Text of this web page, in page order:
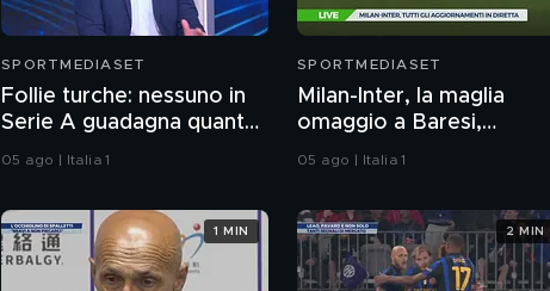
SPORTMEDIASET
Follie turche: nessuno in
Serie A guadagna quanto
Salah al Trabzonspor
05 ago | Italia 1
SPORTMEDIASET
Milan-Inter, la maglia
omaggio a Baresi,
applausi a minuto 6
05 ago | Italia 1
1 MIN 2 MIN